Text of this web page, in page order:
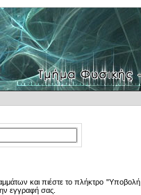
και πιέστε το πλήκτρο
εγγραφή σας.